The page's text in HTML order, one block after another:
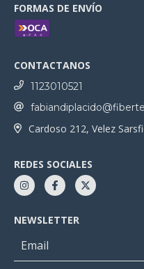
FORMAS DE ENVÍO
CONTACTANOS
1123010521
Cardoso 212, Velez
REDES SOCIALES
NEWSLETTER